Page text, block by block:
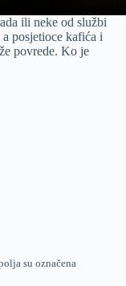
ili neke od službi
posjetioce kafića i
povrede. Ko je
su označena